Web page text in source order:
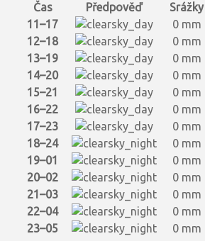
Čas Předpověď Srážky
11–17
0 mm
12–18
0 mm
13–19
0 mm
14–20
0 mm
15–21
0 mm
16–22
0 mm
17–23
0 mm
18–24
0 mm
19–01
0 mm
20–02
0 mm
21–03
0 mm
22–04
0 mm
23–05
0 mm